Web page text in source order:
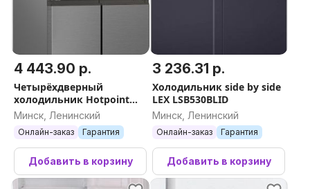
4 443.90 р.
Четырёхдверный
холодильник Hotpoint
HFP4 480I X
Минск, Ленинский
Онлайн-заказ Гарантия
Добавить в корзину
3 236.31 р.
Холодильник side by side
LEX LSB530BLID
Минск, Ленинский
Онлайн-заказ Гарантия
Добавить в корзину